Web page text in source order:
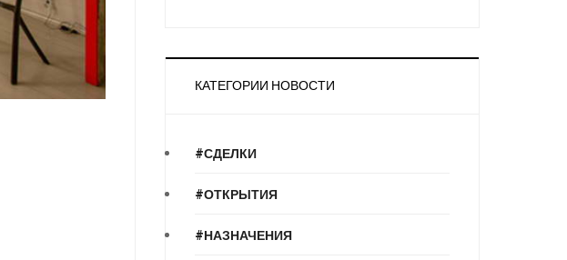
КАТЕГОРИИ НОВОСТИ
#СДЕЛКИ
#ОТКРЫТИЯ
#НАЗНАЧЕНИЯ